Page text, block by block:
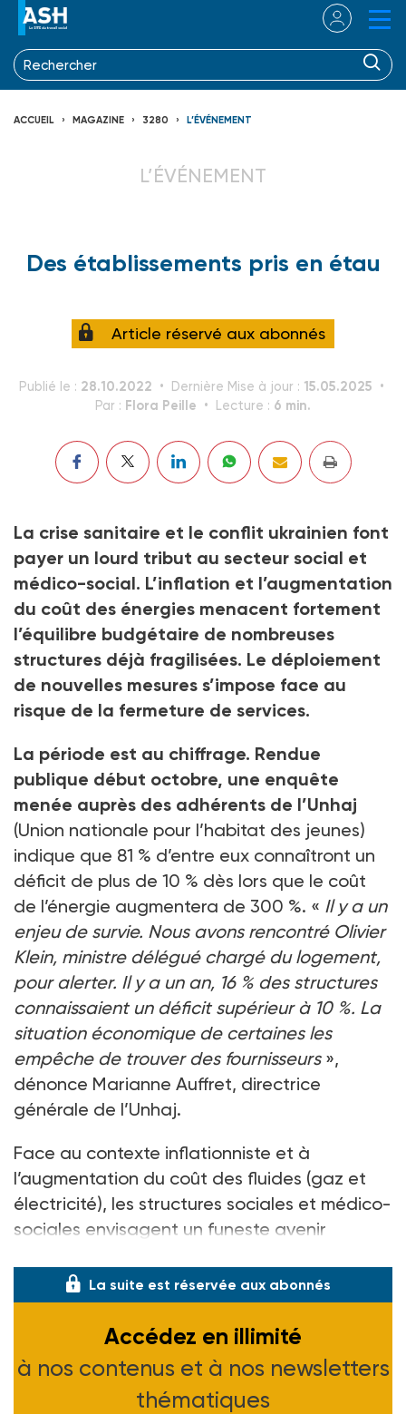
ACCUEIL MAGAZINE 3280 L’ÉVÉNEMENT
L’ÉVÉNEMENT
Des établissements pris en étau
Article réservé aux abonnés
Publié le : 28.10.2022 Dernière Mise à jour : 15.05.2025
Par : Flora Peille Lecture : 6 min.
La crise sanitaire et le conflit ukrainien font
payer un lourd tribut au secteur social et
médico-social. L’inflation et l’augmentation
du coût des énergies menacent fortement
l’équilibre budgétaire de nombreuses
structures déjà fragilisées. Le déploiement
de nouvelles mesures s’impose face au
risque de la fermeture de services.
La période est au chiffrage. Rendue
publique début octobre, une enquête
menée auprès des adhérents de l’Unhaj
(Union nationale pour l’habitat des jeunes)
indique que 81 % d’entre eux connaîtront un
déficit de plus de 10 % dès lors que le coût
de l’énergie augmentera de 300 %. « Il y a un
enjeu de survie. Nous avons rencontré Olivier
Klein, ministre délégué chargé du logement,
pour alerter. Il y a un an, 16 % des structures
connaissaient un déficit supérieur à 10 %. La
situation économique de certaines les
empêche de trouver des fournisseurs»,
dénonce Marianne Auffret, directrice
générale de l’Unhaj.
Face au contexte inflationniste et à
l’augmentation du coût des fluides (gaz et
électricité), les structures sociales et médico-
sociales envisagent un funeste avenir
La suite est réservée aux abonnés
Accédez en illimité
à nos contenus et à nos newsletters
thématiques